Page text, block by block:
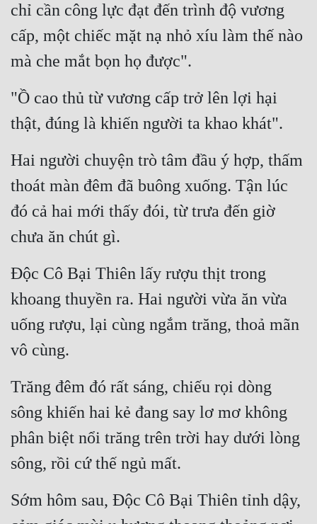
chỉ cần công lực đạt đến trình độ vương
cấp, một chiếc mặt nạ nhỏ xíu làm thế nào
mà che mắt bọn họ được".
"Ồ cao thủ từ vương cấp trở lên lợi hại
thật, đúng là khiến người ta khao khát".
Hai người chuyện trò tâm đầu ý hợp, thấm
thoát màn đêm đã buông xuống. Tận lúc
đó cả hai mới thấy đói, từ trưa đến giờ
chưa ăn chút gì.
Độc Cô Bại Thiên lấy rượu thịt trong
khoang thuyền ra. Hai người vừa ăn vừa
uống rượu, lại cùng ngắm trăng, thoả mãn
vô cùng.
Trăng đêm đó rất sáng, chiếu rọi dòng
sông khiến hai kẻ đang say lơ mơ không
phân biệt nổi trăng trên trời hay dưới lòng
sông, rồi cứ thế ngủ mất.
Sớm hôm sau, Độc Cô Bại Thiên tỉnh dậy,